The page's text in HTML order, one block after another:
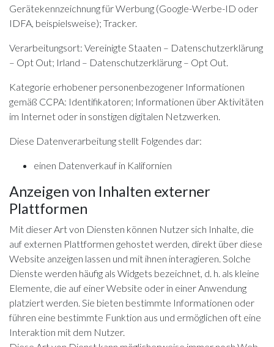
Gerätekennzeichnung für Werbung (Google-Werbe-ID oder
IDFA, beispielsweise); Tracker.
Verarbeitungsort: Vereinigte Staaten – Datenschutzerklärung
– Opt Out; Irland – Datenschutzerklärung – Opt Out.
Kategorie erhobener personenbezogener Informationen
gemäß CCPA: Identifikatoren; Informationen über Aktivitäten
im Internet oder in sonstigen digitalen Netzwerken.
Diese Datenverarbeitung stellt Folgendes dar:
einen Datenverkauf in Kalifornien
Anzeigen von Inhalten externer
Plattformen
Mit dieser Art von Diensten können Nutzer sich Inhalte, die
auf externen Plattformen gehostet werden, direkt über diese
Website anzeigen lassen und mit ihnen interagieren. Solche
Dienste werden häufig als Widgets bezeichnet, d. h. als kleine
Elemente, die auf einer Website oder in einer Anwendung
platziert werden. Sie bieten bestimmte Informationen oder
führen eine bestimmte Funktion aus und ermöglichen oft eine
Interaktion mit dem Nutzer.